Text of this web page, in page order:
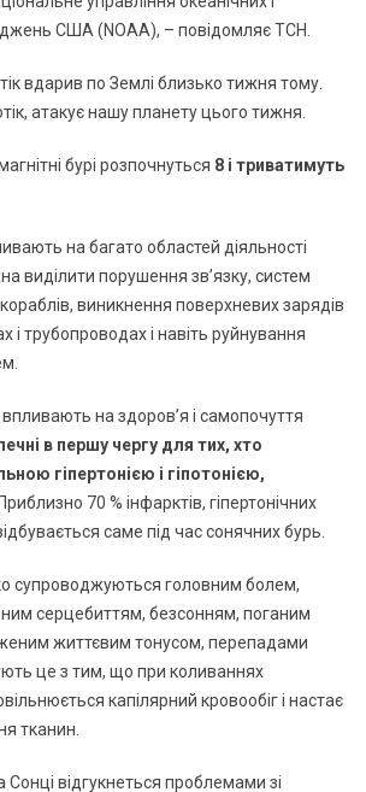
США (NOAA), – повідомляє ТСН.
вдарив по Землі близько тижня тому.
атакує нашу планету цього тижня.
бурі розпочнуться 8 і триватимуть
на багато областей діяльності
виділити порушення зв’язку, систем
кораблів, виникнення поверхневих зарядів
і трубопроводах і навіть руйнування
впливають на здоров’я і самопочуття
в першу чергу для тих, хто
гіпертонією і гіпотонією,
. Приблизно 70 % інфарктів, гіпертонічних
саме під час сонячних бурь.
супроводжуються головним болем,
серцебиттям, безсонням, поганим
життєвим тонусом, перепадами
це з тим, що при коливаннях
капілярний кровообіг і настає
тканин.
відгукнеться проблемами зі